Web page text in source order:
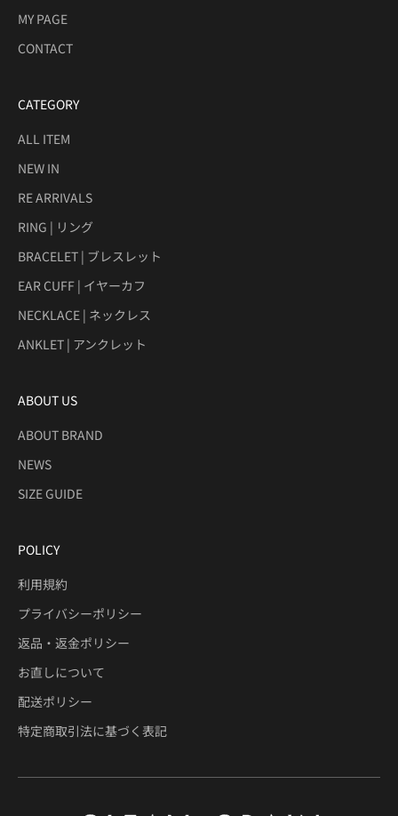
MY PAGE
CONTACT
CATEGORY
ALL ITEM
NEW IN
RE ARRIVALS
RING | リング
BRACELET | ブレスレット
EAR CUFF | イヤーカフ
NECKLACE | ネックレス
ANKLET | アンクレット
ABOUT US
ABOUT BRAND
NEWS
SIZE GUIDE
POLICY
利用規約
プライバシーポリシー
返品・返金ポリシー
お直しについて
配送ポリシー
特定商取引法に基づく表記